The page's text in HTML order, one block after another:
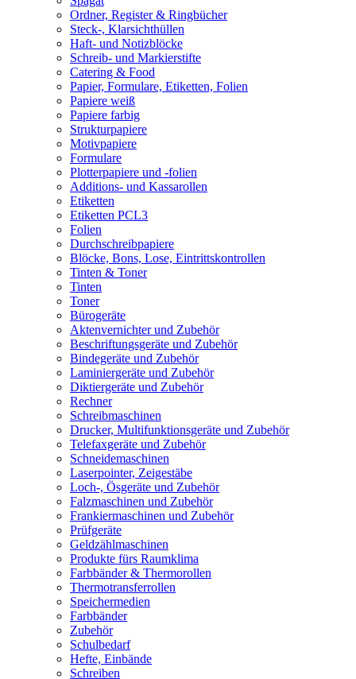
Ordner, Register & Ringbücher
Steck-, Klarsichthüllen
Haft- und Notizblöcke
Schreib- und Markierstifte
Catering & Food
Papier, Formulare, Etiketten, Folien
Papiere weiß
Papiere farbig
Strukturpapiere
Motivpapiere
Formulare
Plotterpapiere und -folien
Additions- und Kassarollen
Etiketten
Etiketten PCL3
Folien
Durchschreibpapiere
Blöcke, Bons, Lose, Eintrittskontrollen
Tinten & Toner
Tinten
Toner
Bürogeräte
Aktenvernichter und Zubehör
Beschriftungsgeräte und Zubehör
Bindegeräte und Zubehör
Laminiergeräte und Zubehör
Diktiergeräte und Zubehör
Rechner
Schreibmaschinen
Drucker, Multifunktionsgeräte und Zubehör
Telefaxgeräte und Zubehör
Schneidemaschinen
Laserpointer, Zeigestäbe
Loch-, Ösgeräte und Zubehör
Falzmaschinen und Zubehör
Frankiermaschinen und Zubehör
Prüfgeräte
Geldzählmaschinen
Produkte fürs Raumklima
Farbbänder & Thermorollen
Thermotransferrollen
Speichermedien
Farbbänder
Zubehör
Schulbedarf
Hefte, Einbände
Schreiben